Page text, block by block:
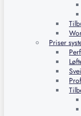
Priser